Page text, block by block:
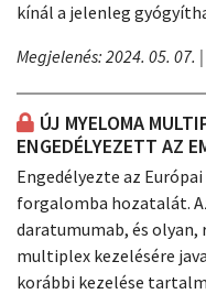
kínál a jelenleg
Megjelenés: 2024. 05. 07.
ÚJ MYELOMA
ENGEDÉLYEZETT AZ
Engedélyezte az
forgalomba hozatalát.
daratumumab, és
multiplex kezelésére
korábbi kezelése